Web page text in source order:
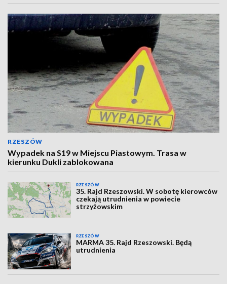
RZESZÓW
Wypadek na S19 w Miejscu Piastowym. Trasa w
kierunku Dukli zablokowana
RZESZÓW
35. Rajd Rzeszowski. W sobotę kierowców
czekają utrudnienia w powiecie
strzyżowskim
RZESZÓW
MARMA 35. Rajd Rzeszowski. Będą
utrudnienia